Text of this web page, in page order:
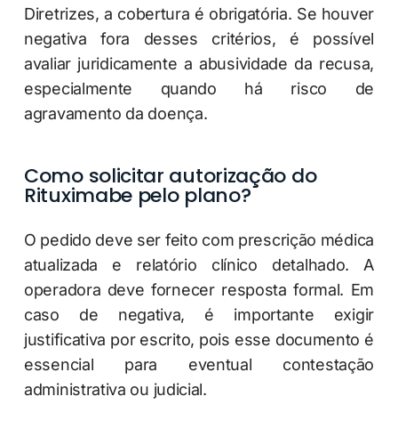
Diretrizes, a cobertura é obrigatória. Se houver
negativa fora desses critérios, é possível
avaliar juridicamente a abusividade da recusa,
especialmente quando há risco de
agravamento da doença.
Como solicitar autorização do
Rituximabe pelo plano?
O pedido deve ser feito com prescrição médica
atualizada e relatório clínico detalhado. A
operadora deve fornecer resposta formal. Em
caso de negativa, é importante exigir
justificativa por escrito, pois esse documento é
essencial para eventual contestação
administrativa ou judicial.